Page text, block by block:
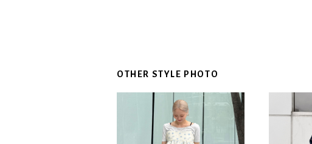
OTHER STYLE PHOTO